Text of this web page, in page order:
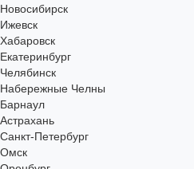
Новосибирск
Ижевск
Хабаровск
Екатеринбург
Челябинск
Набережные Челны
Барнаул
Астрахань
Санкт-Петербург
Омск